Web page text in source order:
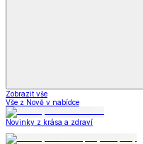
Zobrazit vše
Vše z Nově v nabídce
Novinky z krása a zdraví